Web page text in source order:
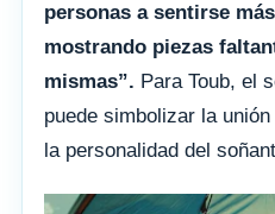
personas a sentirse
mostrando piezas
mismas”. Para Toub, el
puede simbolizar la
la personalidad del